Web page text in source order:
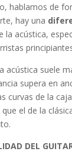
hablamos de
hay una
acústica,
acústica suele
supera en
curvas de la caja
el de la
DEL